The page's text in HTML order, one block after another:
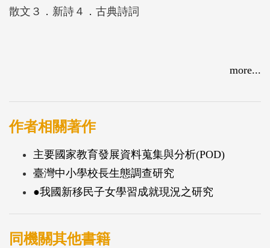
散文３．新詩４．古典詩詞
more...
作者相關著作
主要國家教育發展資料蒐集與分析(POD)
臺灣中小學校長生態調查研究
●我國新移民子女學習成就現況之研究
同機關其他書籍